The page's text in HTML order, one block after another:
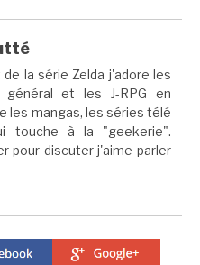
de la série Zelda j'adore les
et les J-RPG en
les mangas, les séries télé
touche à la "geekerie".
pour discuter j'aime parler